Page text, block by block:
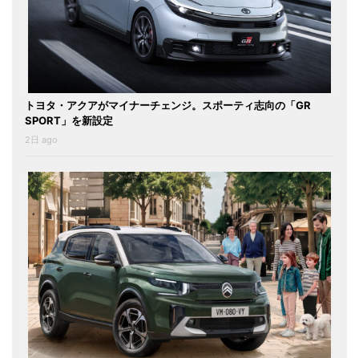
トヨタ・アクアがマイナーチェンジ。スポーティ志向の「GR
SPORT」を新設定
2日 ago